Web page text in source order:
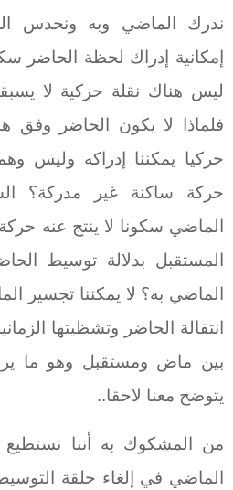
ندرك الماضي وبه ونحدس
إمكانية إدراك لحظة الحاضر
ليس هناك نقلة حركية لا
فلماذا لا يكون الحاضر وفق
حركيا يمكننا إدراكه وليس
حركة ساكنة غير مدركة؟
الماضي سكونا لا ينتج عنه
المستقبل بدلالة توسيط
الماضي به؟ لا يمكننا تجسير
انتقالة الحاضر وتشظيتها
بين ماض ومستقبل وهو ما
يتوضح معنا لاحقا..
من المشكوك به أننا نستطيع
الماضي في إلغاء حلقة